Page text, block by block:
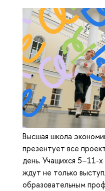
Высшая школа
презентует все
день. Учащихся 5–11-
ждут не только
образовательным